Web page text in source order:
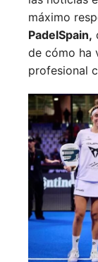
máximo
PadelSpain,
de cómo ha
profesional